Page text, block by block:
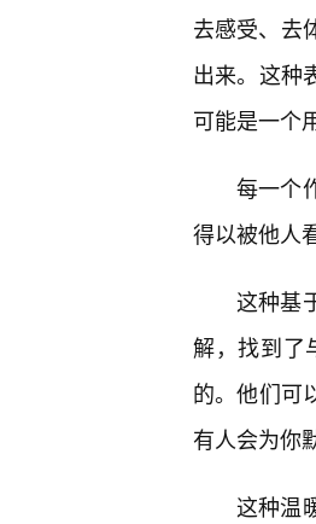
去感受、去
出来。这种
可能是一个
每一个
得以被他人
这种基
解，找到了
的。他们可
有人会为你
这种温